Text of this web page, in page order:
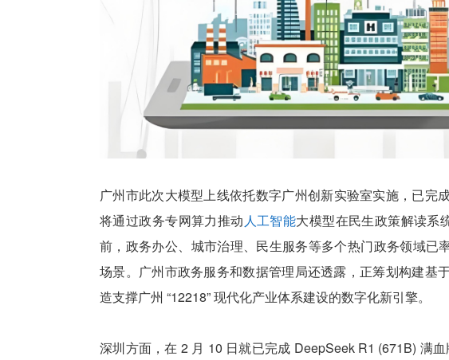
广州市此次大模型上线依托数字广州创新实验室实施，已完
将通过政务专网算力推动人工智能大模型在民生政策解读系
前，政务办公、城市治理、民生服务等多个热门政务领域已
场景。广州市政务服务和数据管理局还透露，正筹划构建基
造支撑广州 “12218” 现代化产业体系建设的数字化新引擎。
深圳方面，在 2 月 10 日就已完成 DeepSeek R1 (671B) 满